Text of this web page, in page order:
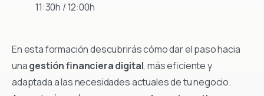
11:30h / 12:00h
En esta formación descubrirás cómo dar el paso hacia
unagestión financiera digital, más eficiente y
adaptada a las necesidades actuales de tu negocio.